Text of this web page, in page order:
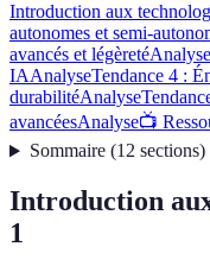
Introduction aux
autonomes et semi-
avancés et légèretéAnalyse
IAAnalyseTendance 4 :
durabilitéAnalyse
avancéesAnalyse📺
Sommaire(12 sections)
Introduction
1